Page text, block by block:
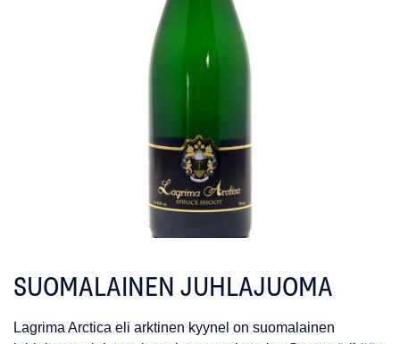
SUOMALAINEN JUHLAJUOMA
Lagrima Arctica eli arktinen kyynel on suomalainen